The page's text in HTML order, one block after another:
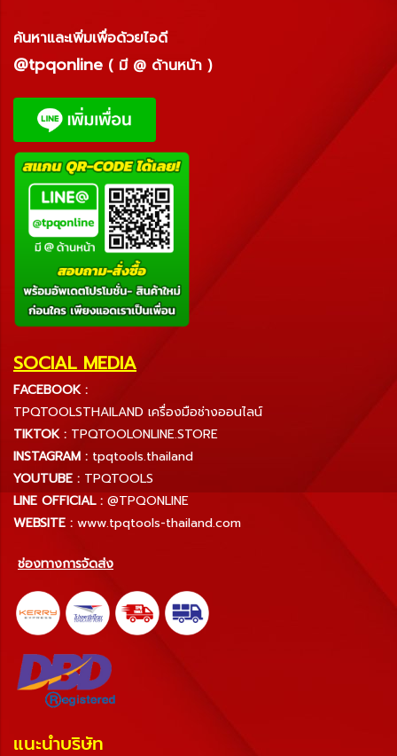
ค้นหาและเพิ่มเพื่อด้วยไอดี
@tpqonline ( มี @ ด้านหน้า )
SOCIAL MEDIA
FACEBOOK :
TPQTOOLSTHAILAND เครื่องมือช่างออนไลน์
TIKTOK : TPQTOOLONLINE.STORE
INSTAGRAM : tpqtools.thailand
YOUTUBE : TPQTOOLS
LINE OFFICIAL : @TPQONLINE
WEBSITE : www.tpqtools-thailand.com
ช่องทางการจัดส่ง
แนะนำบริษัท